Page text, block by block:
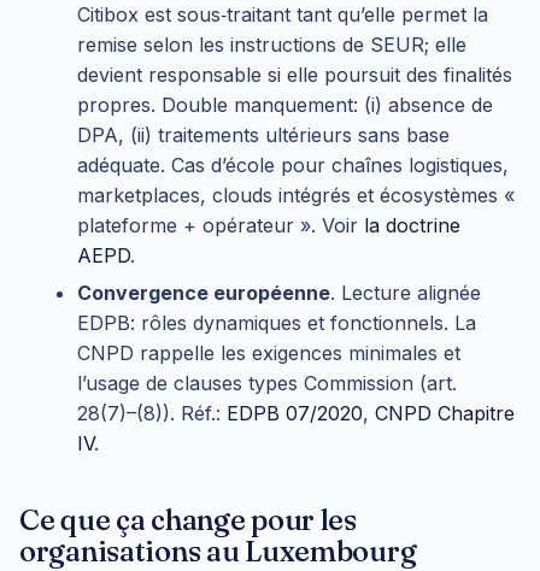
Citibox est sous‑traitant tant qu’elle permet la
remise selon les instructions de SEUR; elle
devient responsable si elle poursuit des finalités
propres. Double manquement: (i) absence de
DPA, (ii) traitements ultérieurs sans base
adéquate. Cas d’école pour chaînes logistiques,
marketplaces, clouds intégrés et écosystèmes «
plateforme + opérateur ». Voir la doctrine
AEPD.
Convergence européenne. Lecture alignée
EDPB: rôles dynamiques et fonctionnels. La
CNPD rappelle les exigences minimales et
l’usage de clauses types Commission (art.
28(7)–(8)). Réf.: EDPB 07/2020, CNPD Chapitre
IV.
Ce que ça change pour les
organisations au Luxembourg